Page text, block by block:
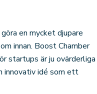
en mycket djupare
innan. Boost Chamber
startups är ju ovärderliga
innovativ idé som ett